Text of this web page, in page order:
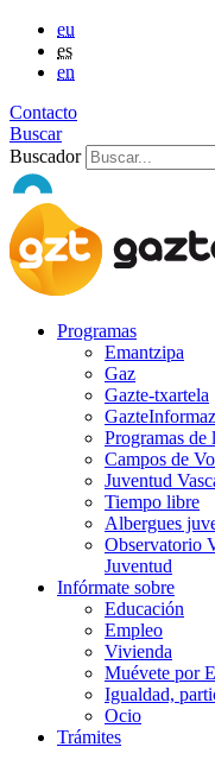
eu
es
en
Contacto
Buscar
Buscador
Programas
Emantzipa
Gaz
Gazte-txartela
Programas de
Campos de
Juventud
Tiempo libre
Albergues
Observatorio
Juventud
Infórmate sobre
Educación
Empleo
Vivienda
Muévete por
Igualdad,
Ocio
Trámites